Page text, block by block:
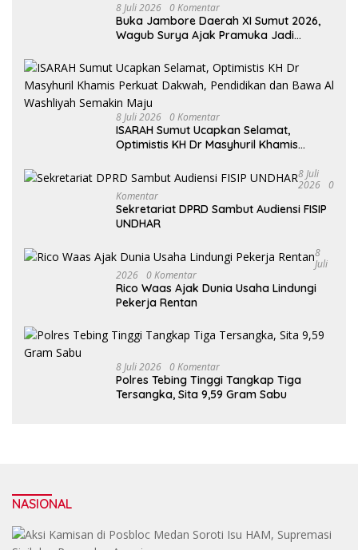
8 Juli 2026 0 Komentar
Buka Jambore Daerah XI Sumut 2026,
Wagub Surya Ajak Pramuka Jadi
8 Juli 2026 0 Komentar
ISARAH Sumut Ucapkan Selamat,
Optimistis KH Dr Masyhuril Khamis
Al Washliyah Semakin Maju
8 Juli
2026 0
Komentar
Sekretariat DPRD Sambut Audiensi FISIP
UNDHAR
8
Juli
2026 0 Komentar
Rico Waas Ajak Dunia Usaha Lindungi
Pekerja Rentan
8 Juli 2026 0 Komentar
Polres Tebing Tinggi Tangkap Tiga
Tersangka, Sita 9,59 Gram Sabu
NASIONAL